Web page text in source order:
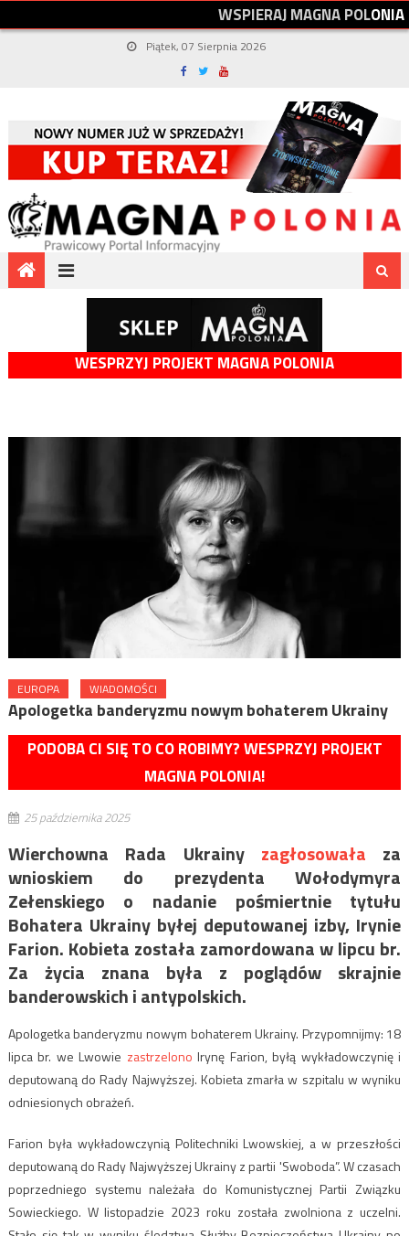
WSPIERAJMAGNAPOLONIA
Piątek, 07 Sierpnia 2026
WESPRZYJ PROJEKT MAGNA POLONIA
EUROPA WIADOMOŚCI
Apologetka banderyzmu nowym bohaterem Ukrainy
PODOBA CI SIĘ TO CO ROBIMY? WESPRZYJ PROJEKT
MAGNA POLONIA!
25 października 2025
Wierchowna Rada Ukrainy zagłosowała za
wnioskiem do prezydenta Wołodymyra
Zełenskiego o nadanie pośmiertnie tytułu
Bohatera Ukrainy byłej deputowanej izby, Irynie
Farion. Kobieta została zamordowana w lipcu br.
Za życia znana była z poglądów skrajnie
banderowskich i antypolskich.
Apologetka banderyzmu nowym bohaterem Ukrainy. Przypomnijmy: 18
lipca br. we Lwowie zastrzelono Irynę Farion, byłą wykładowczynię i
deputowaną do Rady Najwyższej. Kobieta zmarła w szpitalu w wyniku
odniesionych obrażeń.
Farion była wykładowczynią Politechniki Lwowskiej, a w przeszłości
deputowaną do Rady Najwyższej Ukrainy z partii 'Swoboda”. W czasach
poprzedniego systemu należała do Komunistycznej Partii Związku
Sowieckiego. W listopadzie 2023 roku została zwolniona z uczelni.